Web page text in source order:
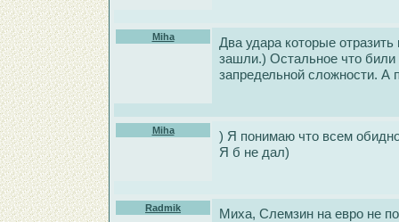
Miha
Два удара которые
зашли.) Остальное что
запредельной сложности. А
Miha
) Я понимаю что всем
Я б не дал)
Radmik Миха, Слемзин на евро не